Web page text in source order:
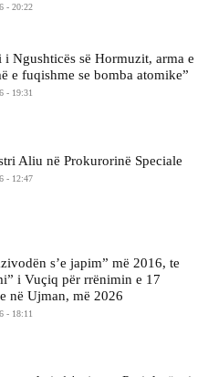
- 20:22
Ngushticës së Hormuzit, arma e
e fuqishme se bomba atomike”
- 19:31
​Aliu në Prokurorinë Speciale
- 12:47
s’e japim” më 2016, te
i Vuçiq për rrënimin e 17
në Ujman, më 2026
- 18:11